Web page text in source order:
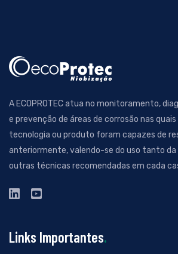
A ECOPROTEC atua no monitoramento,
e prevenção de áreas de corrosão nas
tecnologia ou produto foram capazes de
anteriormente, valendo-se do uso tanto da
outras técnicas recomendadas em cada
Links Importantes.